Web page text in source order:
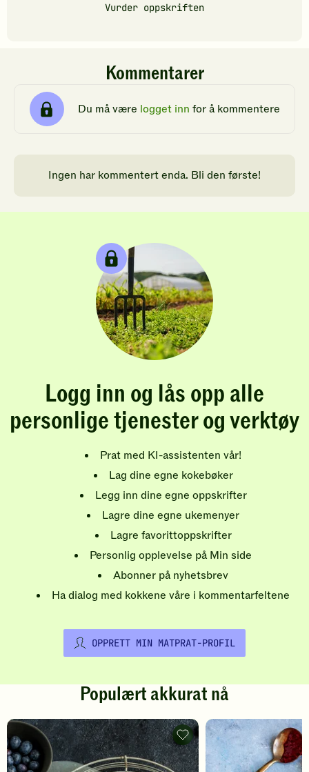
Vurder oppskriften
Kommentarer
Du må være logget inn for å kommentere
Ingen har kommentert enda. Bli den første!
Logg inn og lås opp alle
personlige tjenester og verktøy
Prat med KI-assistenten vår!
Lag dine egne kokebøker
Legg inn dine egne oppskrifter
Lagre dine egne ukemenyer
Lagre favorittoppskrifter
Personlig opplevelse på Min side
Abonner på nyhetsbrev
Ha dialog med kokkene våre i kommentarfeltene
OPPRETT MIN MATPRAT-PROFIL
Populært akkurat nå
Pannekaker
-
legg